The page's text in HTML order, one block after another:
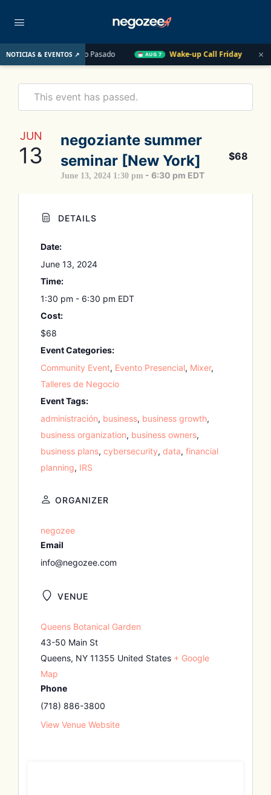
NOTICIAS & EVENTOS ↗
EE. UU. el Año Pasado AUG 7 Wake-up Call Friday Cómo×
This event has passed.
JUN
13
negoziante summer
seminar [New York]
June 13, 2024 1:30 pm - 6:30 pm EDT
$68
DETAILS
Date:
June 13, 2024
Time:
1:30 pm - 6:30 pm EDT
Cost:
$68
Event Categories:
Community Event, Evento Presencial, Mixer,
Talleres de Negocio
Event Tags:
administración, business, business growth,
business organization, business owners,
business plans, cybersecurity, data, financial
planning, IRS
VENUE
Queens Botanical Garden
43-50 Main St
Queens, NY 11355 United States + Google
Map
Phone
(718) 886-3800
View Venue Website
ORGANIZER
negozee
Email
info@negozee.com